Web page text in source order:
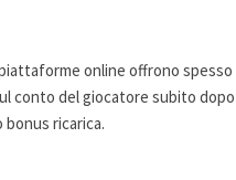
online offrono
conto del giocatore subito
ricarica.